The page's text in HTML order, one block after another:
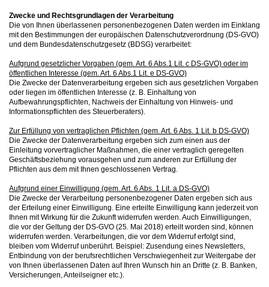
Zwecke und Rechtsgrundlagen der Verarbeitung
Die von Ihnen überlassenen personenbezogenen Daten werden im Einklang
mit den Bestimmungen der europäischen Datenschutzverordnung (DS-GVO)
und dem Bundesdatenschutzgesetz (BDSG) verarbeitet:
Aufgrund gesetzlicher Vorgaben (gem. Art. 6 Abs.1 Lit. c DS-GVO) oder im
öffentlichen Interesse (gem. Art. 6 Abs.1 Lit. e DS-GVO)
Die Zwecke der Datenverarbeitung ergeben sich aus gesetzlichen Vorgaben
oder liegen im öffentlichen Interesse (z. B. Einhaltung von
Aufbewahrungspflichten, Nachweis der Einhaltung von Hinweis- und
Informationspflichten des Steuerberaters).
Zur Erfüllung von vertraglichen Pflichten (gem. Art. 6 Abs. 1 Lit. b DS-GVO)
Die Zwecke der Datenverarbeitung ergeben sich zum einen aus der
Einleitung vorvertraglicher Maßnahmen, die einer vertraglich geregelten
Geschäftsbeziehung vorausgehen und zum anderen zur Erfüllung der
Pflichten aus dem mit Ihnen geschlossenen Vertrag.
Aufgrund einer Einwilligung (gem. Art. 6 Abs. 1 Lit. a DS-GVO)
Die Zwecke der Verarbeitung personenbezogener Daten ergeben sich aus
der Erteilung einer Einwilligung. Eine erteilte Einwilligung kann jederzeit von
Ihnen mit Wirkung für die Zukunft widerrufen werden. Auch Einwilligungen,
die vor der Geltung der DS-GVO (25. Mai 2018) erteilt worden sind, können
widerrufen werden. Verarbeitungen, die vor dem Widerruf erfolgt sind,
bleiben vom Widerruf unberührt. Beispiel: Zusendung eines Newsletters,
Entbindung von der berufsrechtlichen Verschwiegenheit zur Weitergabe der
von Ihnen überlassenen Daten auf Ihren Wunsch hin an Dritte (z. B. Banken,
Versicherungen, Anteilseigner etc.).